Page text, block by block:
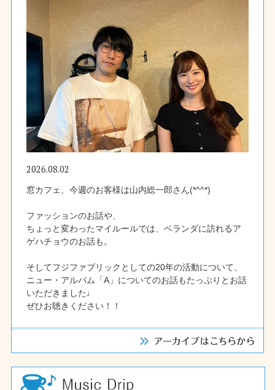
2026.08.02
窓カフェ、今週のお客様は山内総一郎さん(*^^*)
ファッションのお話や、
ちょっと変わったマイルールでは、ベランダに訪れるア
ゲハチョウのお話も。
そしてフジファブリックとしての20年の活動について、
ニュー・アルバム「A」についてのお話もたっぷりとお話
いただきました♩
ぜひお聴きください！！